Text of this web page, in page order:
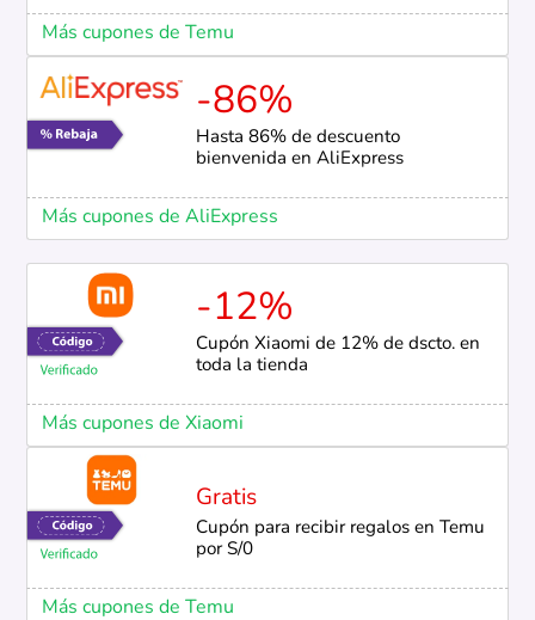
Más cupones de Temu
-86%
Hasta 86% de descuento
bienvenida en AliExpress
Más cupones de AliExpress
-12%
Cupón Xiaomi de 12% de dscto. en
toda la tienda
Más cupones de Xiaomi
Gratis
Cupón para recibir regalos en Temu
por S/0
Más cupones de Temu